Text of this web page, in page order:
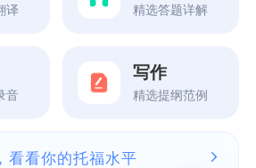
译 精选答题详解
音
写作
精选提纲范例
看看你的托福水平